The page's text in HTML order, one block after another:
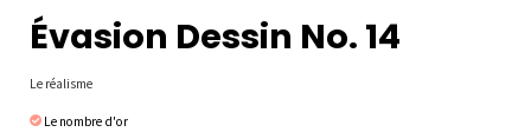
Évasion Dessin No. 14
Le réalisme
Le nombre d'or